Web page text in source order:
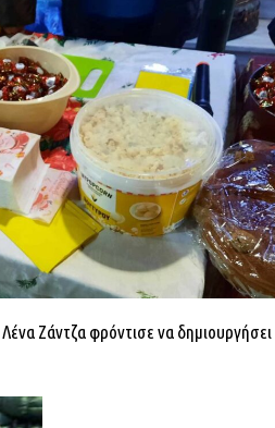
Ζάντζα φρόντισε να